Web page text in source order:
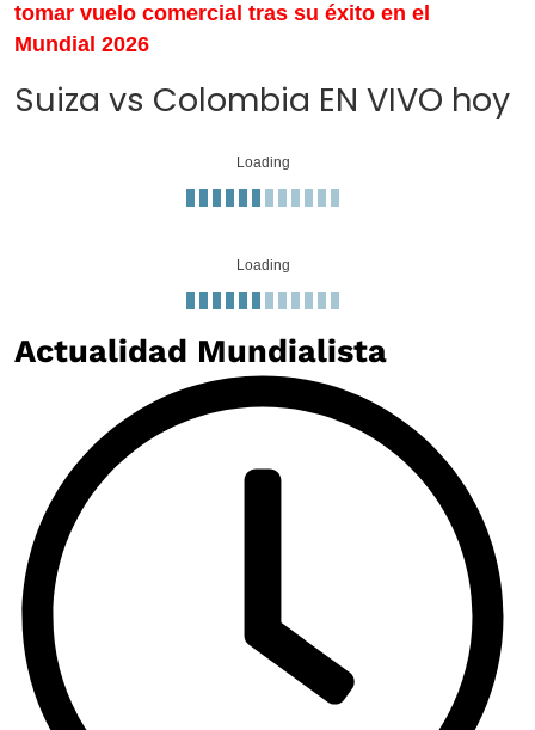
tomar vuelo comercial tras su éxito en el
Mundial 2026
Suiza vs Colombia EN VIVO hoy
Loading
Loading
Actualidad Mundialista